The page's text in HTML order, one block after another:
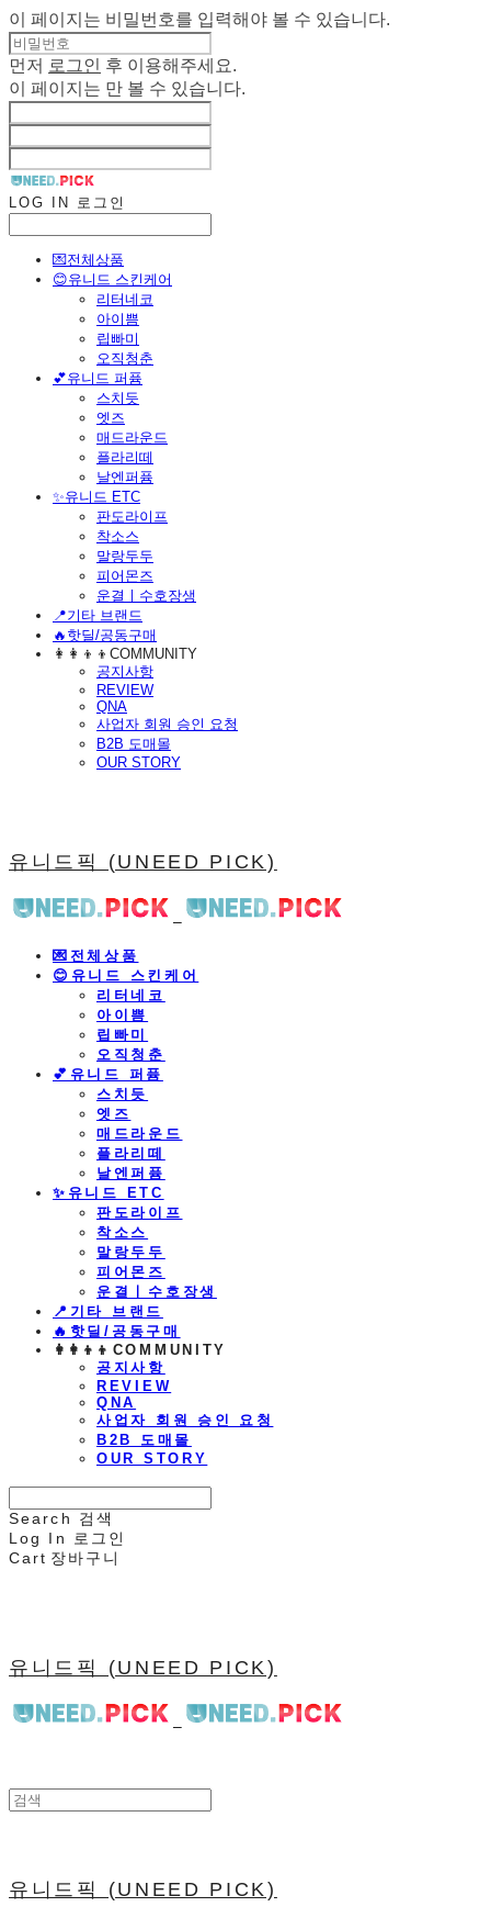
이 페이지는 비밀번호를 입력해야 볼 수 있습니다.
먼저 로그인
후 이용해주세요.
이 페이지는 만 볼 수 있습니다.
LOG IN 로그인
💌전체상품
😊유니드 스킨케어
리터네코
아이쁨
립빠미
오직청춘
💕유니드 퍼퓸
스치듯
엣즈
매드라운드
플라리떼
날엔퍼퓸
​✨유니드 ETC
판도라이프
착소스
말랑두두
피어몬즈
운결ㅣ수호장생
📍기타 브랜드
🔥핫딜/공동구매
👩‍👩‍👦‍👦COMMUNITY
공지사항
REVIEW
QNA
사업자 회원 승인 요청
B2B 도매몰
OUR STORY
유니드픽 (UNEED PICK)
💌전체상품
😊유니드 스킨케어
리터네코
아이쁨
립빠미
오직청춘
💕유니드 퍼퓸
스치듯
엣즈
매드라운드
플라리떼
날엔퍼퓸
​✨유니드 ETC
판도라이프
착소스
말랑두두
피어몬즈
운결ㅣ수호장생
📍기타 브랜드
🔥핫딜/공동구매
👩‍👩‍👦‍👦COMMUNITY
공지사항
REVIEW
QNA
사업자 회원 승인 요청
B2B 도매몰
OUR STORY
Search
검색
Log In
로그인
Cart 장바구니
유니드픽 (UNEED PICK)
유니드픽 (UNEED PICK)